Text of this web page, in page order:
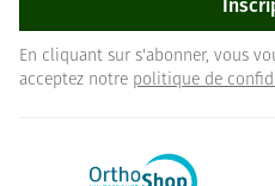
En cliquant sur s'abonner, vous
acceptez notre politique de